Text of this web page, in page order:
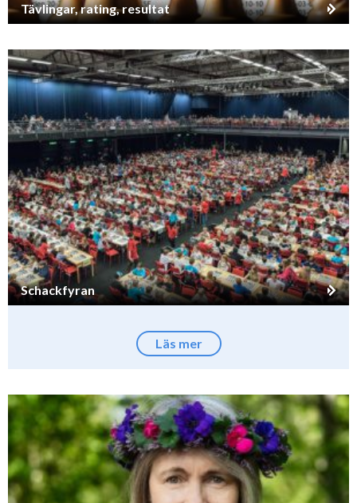
Tävlingar, rating, resultat
Schackfyran
Läs mer